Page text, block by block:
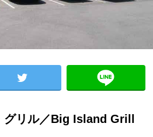
グリル／Big Island Grill